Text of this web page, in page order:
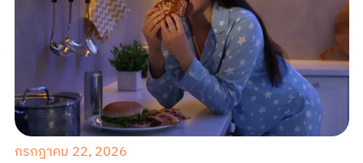
กรกฎาคม 22, 2026